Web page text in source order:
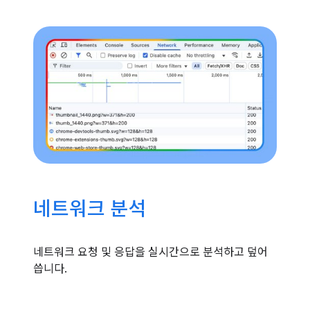
네트워크 분석
네트워크 요청 및 응답을 실시간으로 분석하고 덮어
씁니다.